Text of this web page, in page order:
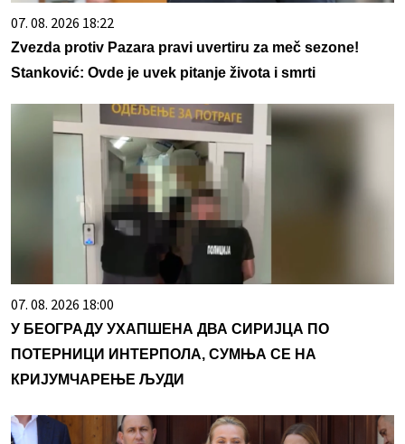
07. 08. 2026 18:22
Zvezda protiv Pazara pravi uvertiru za meč sezone!
Stanković: Ovde je uvek pitanje života i smrti
07. 08. 2026 18:00
У БЕОГРАДУ УХАПШЕНА ДВА СИРИЈЦА ПО
ПОТЕРНИЦИ ИНТЕРПОЛА, СУМЊА СЕ НА
КРИЈУМЧАРЕЊЕ ЉУДИ